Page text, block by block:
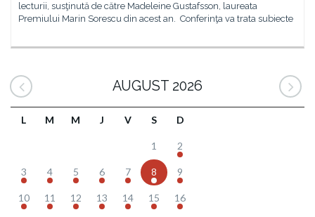
lecturii, susţinută de către Madeleine Gustafsson, laureata
Premiului Marin Sorescu din acest an. Conferinţa va trata subiecte
AUGUST 2026
L M M J V S D
1 2
3 4 5 6 7 8 9
10 11 12 13 14 15 16